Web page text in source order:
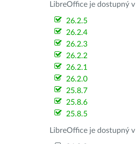
LibreOffice je dostupný
26.2.5
26.2.4
26.2.3
26.2.2
26.2.1
26.2.0
25.8.7
25.8.6
25.8.5
LibreOffice je dostupný